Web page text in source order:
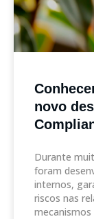
novo
Durante
foram
internos,
riscos nas
mecanismos